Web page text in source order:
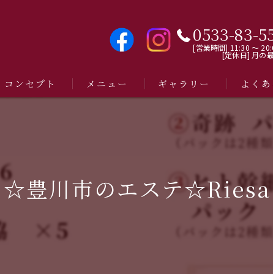
0533-83-
[営業時間] 11:30 〜
[定休日] 月の
コンセプト メニュー ギャラリー よく
☆豊川市のエステ☆Riesa